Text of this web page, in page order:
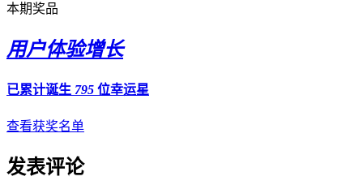
本期奖品
用户体验增长
已累计诞生 795 位幸运星
查看获奖名单
发表评论